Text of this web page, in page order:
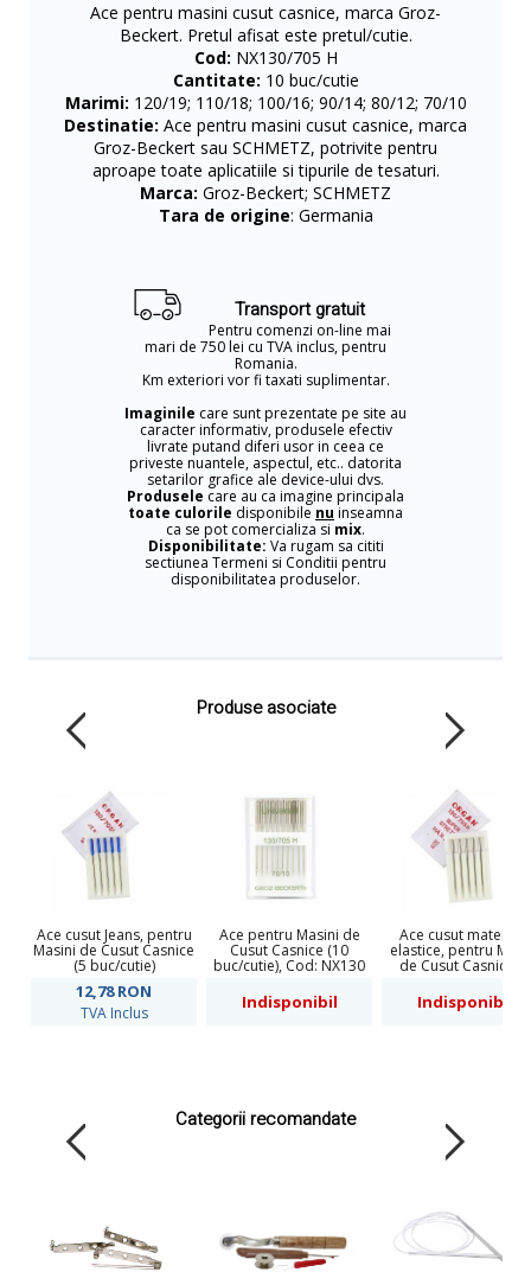
Ace pentru masini cusut casnice, marca Groz-
Beckert. Pretul afisat este pretul/cutie.
Cod: NX130/705 H
Cantitate: 10 buc/cutie
Marimi: 120/19; 110/18; 100/16; 90/14; 80/12; 70/10
Destinatie: Ace pentru masini cusut casnice, marca
Groz-Beckert sau SCHMETZ, potrivite pentru
aproape toate aplicatiile si tipurile de tesaturi.
Marca: Groz-Beckert; SCHMETZ
Tara de origine: Germania
Transport gratuit
Pentru comenzi on-line mai
mari de 750 lei cu TVA inclus, pentru
Romania.
Km exteriori vor fi taxati suplimentar.
Imaginile care sunt prezentate pe site au
caracter informativ, produsele efectiv
livrate putand diferi usor in ceea ce
priveste nuantele, aspectul, etc.. datorita
setarilor grafice ale device-ului dvs.
Produsele care au ca imagine principala
toate culorile disponibile nu inseamna
ca se pot comercializa si mix.
Disponibilitate: Va rugam sa cititi
sectiunea Termeni si Conditii pentru
disponibilitatea produselor.
Produse asociate
Ace cusut Jeans, pentru
Masini de Cusut Casnice
(5 buc/cutie)
12,78RON
TVA Inclus
Ace pentru Masini de
Cusut Casnice (10
buc/cutie), Cod: NX130
Indisponibil
Ace cusut materiale
elastice, pentru
de Cusut Casnice (5
Indisponibil
Categorii recomandate